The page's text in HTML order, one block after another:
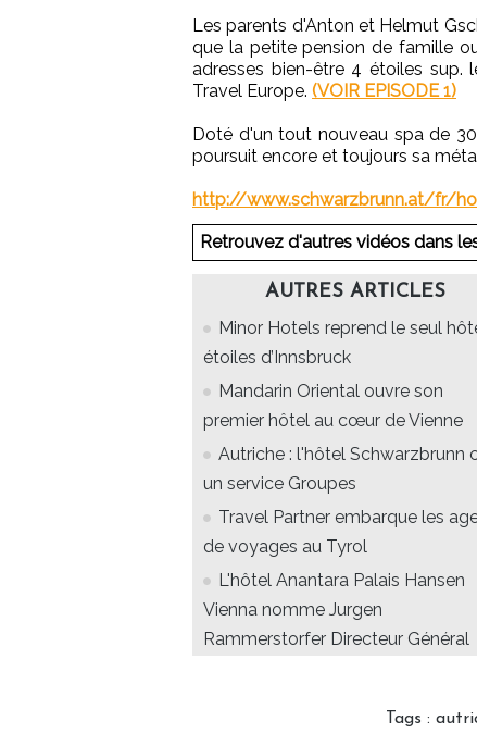
Les parents d'Anton et Helmut
que la petite pension de famille
adresses bien-être 4 étoiles sup.
Travel Europe. (VOIR EPISODE 1)
Doté d'un tout nouveau spa de
poursuit encore et toujours sa
http://www.schwarzbrunn.at/fr/
Retrouvez d'autres vidéos dans
AUTRES ARTICLES
Minor Hotels reprend le seul
étoiles d’Innsbruck
Mandarin Oriental ouvre son
premier hôtel au cœur de Vienne
Autriche : l'hôtel Schwarzbrunn
un service Groupes
Travel Partner embarque les
de voyages au Tyrol
L'hôtel Anantara Palais Hansen
Vienna nomme Jurgen
Rammerstorfer Directeur Général
Tags :